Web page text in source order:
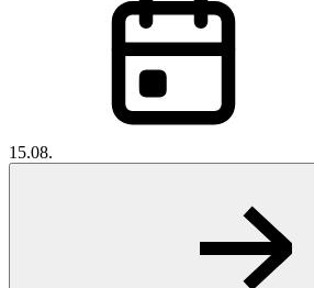
15.08.